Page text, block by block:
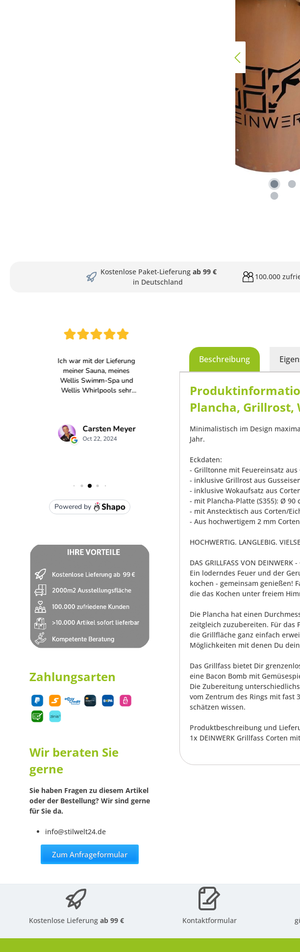
Kostenlose Paket-Lieferung ab 99 €
in Deutschland
100.000
Zahlungsarten
Wir beraten Sie
gerne
Sie haben Fragen zu diesem Artikel
oder der Bestellung? Wir sind gerne
für Sie da.
info@stilwelt24.de
Zum Anfrageformular
Beschreibung
Plancha, Grillrost,
Minimalistisch im Design
Jahr.
Eckdaten:
- Grilltonne mit Feuereinsatz
- inklusive Grillrost aus
- inklusive Wokaufsatz aus
- mit Plancha-Platte (S355): Ø
- mit Anstecktisch aus Corten/
- Aus hochwertigem 2 mm
HOCHWERTIG. LANGLEBIG.
DAS GRILLFASS VON DEINWERK
Ein loderndes Feuer und der
kochen - gemeinsam genießen!
die das Kochen unter freiem
Die Plancha hat einen
zeitgleich zuzubereiten. Für das
die Grillfläche ganz einfach
Möglichkeiten mit denen Du
Das Grillfass bietet Dir
eine Bacon Bomb mit
Die Zubereitung
vom Zentrum des Rings mit fast
schätzen wissen.
Produktbeschreibung und
1x DEINWERK Grillfass Corten
Kostenlose Lieferungab 99 € Kontaktformular